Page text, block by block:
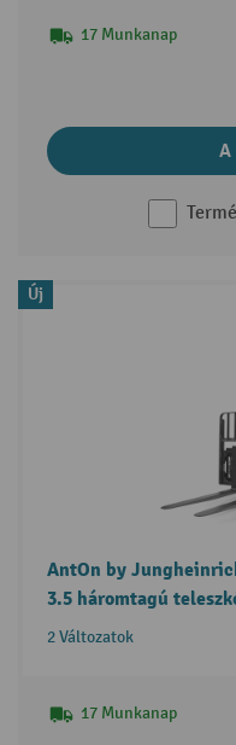
17 Munkanap
Új
AntOn by
3.5 háromtagú
teherbírással,
2 Változatok
17 Munkanap